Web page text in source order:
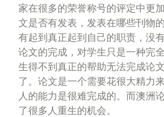
家在很多的荣誉称号的评定中更
文是否有发表，发表在哪些刊物
有起到真正起到自己的职责，没
论文的完成，对学生只是一种完
生得不到真正的帮助无法完成论
了。论文是一个需要花很大精力
人的能力是很难完成的。而澳洲
了很多人重生的机会。